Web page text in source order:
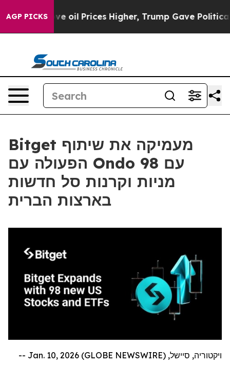
AGP PICKS
Drove oil Prices Higher, Trump Gave Politically
Bitget מעמיקה את שיתוף
הפעולה עם Ondo עם 98
מניות וקרנות סל חדשות
בארצות הברית
ויקטוריה, סיישל, Jan. 10, 2026 (GLOBE NEWSWIRE) --